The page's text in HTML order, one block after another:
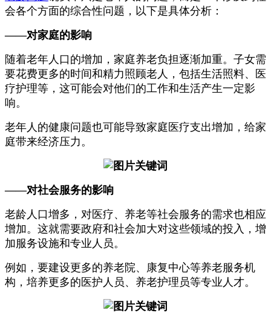
会各个方面的综合性问题，以下是具体分析：
——对家庭的影响
随着老年人口的增加，家庭养老负担逐渐加重。子女需
要花费更多的时间和精力照顾老人，包括生活照料、医
疗护理等，这可能会对他们的工作和生活产生一定影
响。
老年人的健康问题也可能导致家庭医疗支出增加，给家
庭带来经济压力。
——对社会服务的影响
老龄人口增多，对医疗、养老等社会服务的需求也相应
增加。这就需要政府和社会加大对这些领域的投入，增
加服务设施和专业人员。
例如，要建设更多的养老院、康复中心等养老服务机
构，培养更多的医护人员、养老护理员等专业人才。